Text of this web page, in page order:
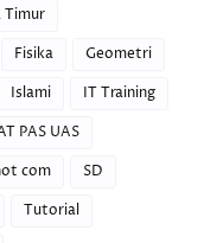
Timur
Fisika
Geometri
Islami
IT Training
PAS UAS
com
SD
Tutorial